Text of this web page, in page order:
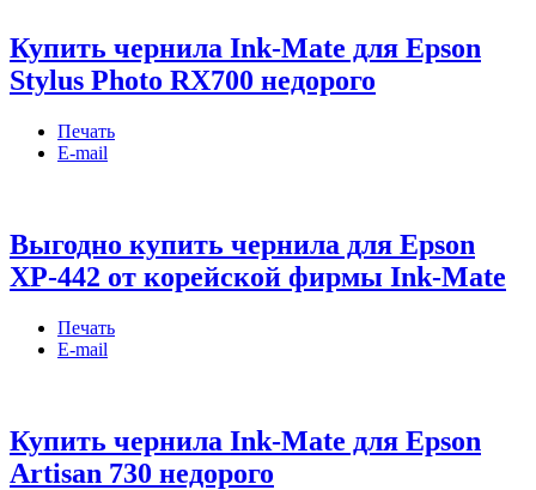
Купить чернила Ink-Mate для Epson
Stylus Photo RX700 недорого
Печать
E-mail
Выгодно купить чернила для Epson
XP-442 от корейской фирмы Ink-Mate
Печать
E-mail
Купить чернила Ink-Mate для Epson
Artisan 730 недорого